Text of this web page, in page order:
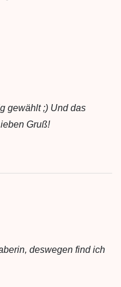
gewählt ;) Und das
Gruß!
deswegen find ich